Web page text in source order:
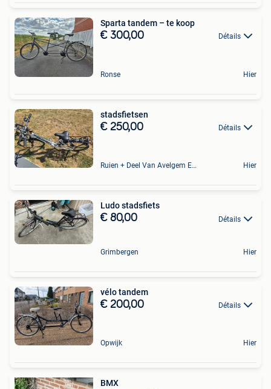
Sparta tandem – te koop
€ 300,00 Détails
Ronse Hier
stadsfietsen
€ 250,00 Détails
Ruien + Deel Van Avelgem En Waarmaarde Hier
Ludo stadsfiets
€ 80,00 Détails
Grimbergen Hier
vélo tandem
€ 200,00 Détails
Opwijk Hier
BMX